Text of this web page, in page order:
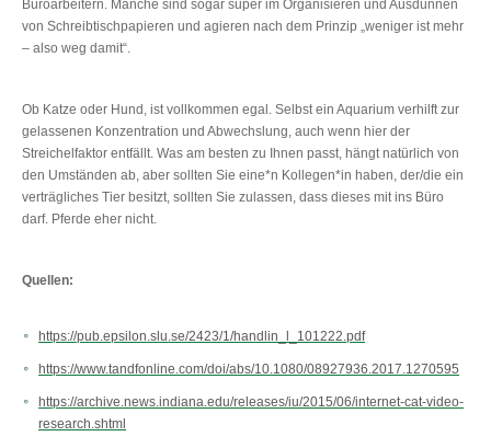
Büroarbeitern. Manche sind sogar super im Organisieren und Ausdünnen
von Schreibtischpapieren und agieren nach dem Prinzip „weniger ist mehr
– also weg damit“.
Ob Katze oder Hund, ist vollkommen egal. Selbst ein Aquarium verhilft zur
gelassenen Konzentration und Abwechslung, auch wenn hier der
Streichelfaktor entfällt. Was am besten zu Ihnen passt, hängt natürlich von
den Umständen ab, aber sollten Sie eine*n Kollegen*in haben, der/die ein
verträgliches Tier besitzt, sollten Sie zulassen, dass dieses mit ins Büro
darf. Pferde eher nicht.
Quellen:
https://pub.epsilon.slu.se/2423/1/handlin_l_101222.pdf
https://www.tandfonline.com/doi/abs/10.1080/08927936.2017.1270595
https://archive.news.indiana.edu/releases/iu/2015/06/internet-cat-video-
research.shtml